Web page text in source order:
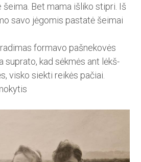
Bet mama išliko stipri. Iš
savo jėgomis pastatė šeimai
for­mavo pašnekovės
suprato, kad sėkmės ant lėkš­
visko siekti reikės pačiai.